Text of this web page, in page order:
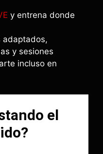
y entrena donde
adaptados,
y sesiones
incluso en
el